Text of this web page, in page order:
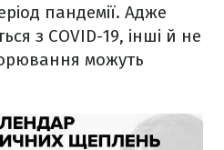
пандемії. Адже
з COVID-19, інші й не
можуть